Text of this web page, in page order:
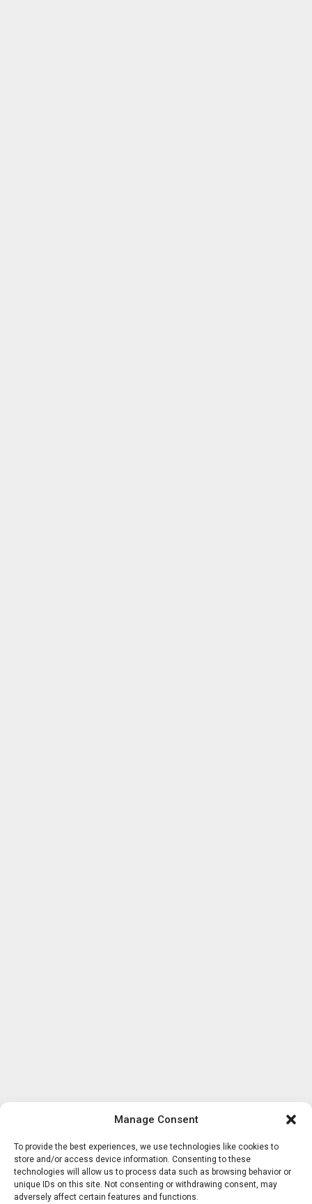
Manage Consent
To provide the best experiences, we use technologies like cookies to
store and/or access device information. Consenting to these
technologies will allow us to process data such as browsing behavior or
unique IDs on this site. Not consenting or withdrawing consent, may
adversely affect certain features and functions.